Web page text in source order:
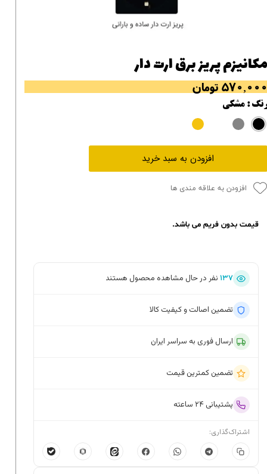
مکانیزم پریز برق ارت دار
۵۷۰,۰۰۰ تومان
رنگ: مشکی
افزودن به سبد خرید
افزودن به علاقه مندی ها
قیمت بدون فریم می باشد.
۱۳۷ نفر در حال مشاهده محصول هستند
تضمین اصالت و کیفیت کالا
ارسال فوری به سراسر ایران
تضمین کمترین قیمت
پشتیبانی ۲۴ ساعته
اشتراک‌گذاری: